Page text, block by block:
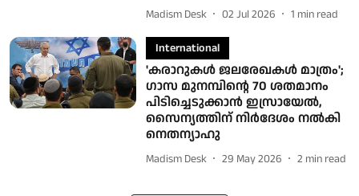
Madism Desk 02 Jul 2026 1 min read
International
'കരാറുകള്‍ ജലരേഖകള്‍ മാത്രം';
ഗാസ മുനമ്പിന്റെ 70 ശതമാനം
പിടിച്ചെടുക്കാന്‍ ഇസ്രായേല്‍,
സൈന്യത്തിന് നിര്‍ദേശം നല്‍കി
നെതന്യാഹു
Madism Desk 29 May 2026 2 min read